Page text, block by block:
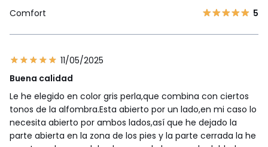
Comfort 5
11/05/2025
Buena calidad
Le he elegido en color gris perla,que combina con ciertos
tonos de la alfombra.Esta abierto por un lado,en mi caso lo
necesita abierto por ambos lados,así que he dejado la
parte abierta en la zona de los pies y la parte cerrada la he